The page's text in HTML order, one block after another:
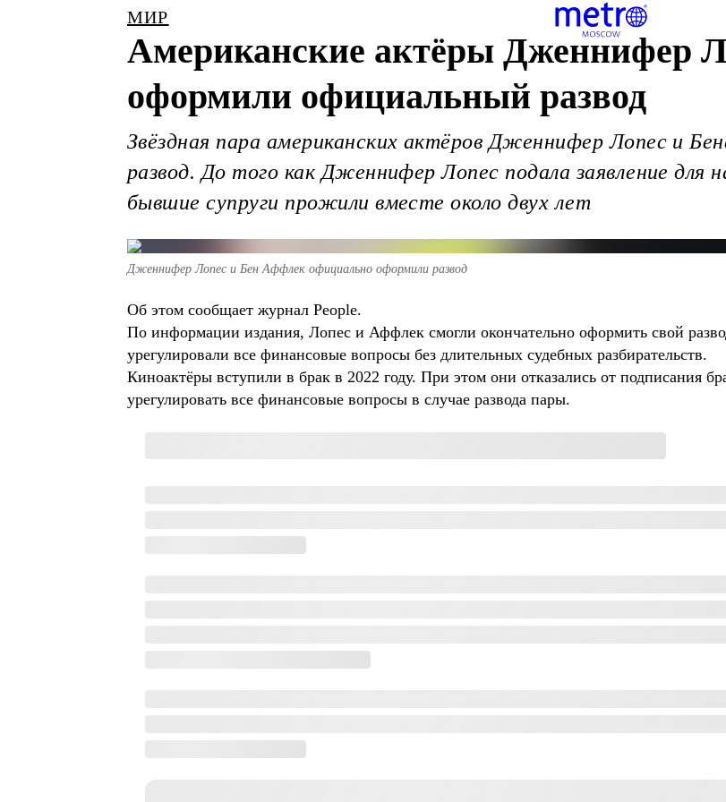
МИР
Американские актёры Дженнифер
оформили официальный развод
Звёздная пара американских актёров Дженнифер Лопес и
развод. До того как Дженнифер Лопес подала заявление для
бывшие супруги прожили вместе около двух лет
Дженнифер Лопес и Бен Аффлек официально оформили развод
Об этом сообщает журнал People.
По информации издания, Лопес и Аффлек смогли окончательно оформить свой
урегулировали все финансовые вопросы без длительных судебных разбирательств.
Киноактёры вступили в брак в 2022 году. При этом они отказались от подписания
урегулировать все финансовые вопросы в случае развода пары.